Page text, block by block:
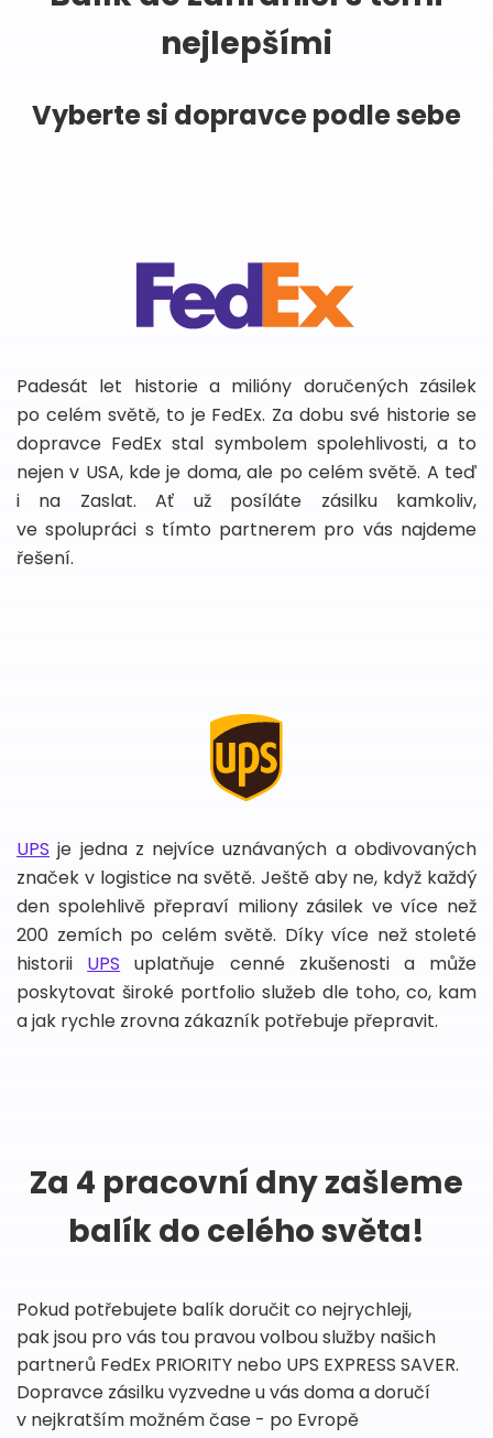
nejlepšími
Vyberte si dopravce podle sebe
Padesát let historie a milióny doručených zásilek
po celém světě, to je FedEx. Za dobu své historie se
dopravce FedEx stal symbolem spolehlivosti, a to
nejen v USA, kde je doma, ale po celém světě. A teď
i na Zaslat. Ať už posíláte zásilku kamkoliv,
ve spolupráci s tímto partnerem pro vás najdeme
řešení.
UPS je jedna z nejvíce uznávaných a obdivovaných
značek v logistice na světě. Ještě aby ne, když každý
den spolehlivě přepraví miliony zásilek ve více než
200 zemích po celém světě. Díky více než stoleté
historii UPS uplatňuje cenné zkušenosti a může
poskytovat široké portfolio služeb dle toho, co, kam
a jak rychle zrovna zákazník potřebuje přepravit.
Za 4 pracovní dny zašleme
balík do celého světa!
Pokud potřebujete balík doručit co nejrychleji,
pak jsou pro vás tou pravou volbou služby našich
partnerů FedEx PRIORITY nebo UPS EXPRESS SAVER.
Dopravce zásilku vyzvedne u vás doma a doručí
v nejkratším možném čase - po Evropě